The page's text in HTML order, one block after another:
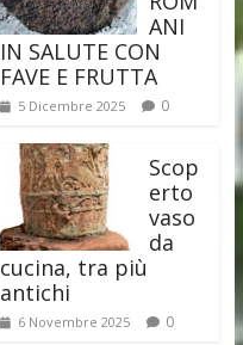
ANI
IN SALUTE CON
FAVE E FRUTTA
5 Dicembre 2025 0
Scop
erto
vaso
da
cucina, tra più
antichi
6 Novembre 2025 0